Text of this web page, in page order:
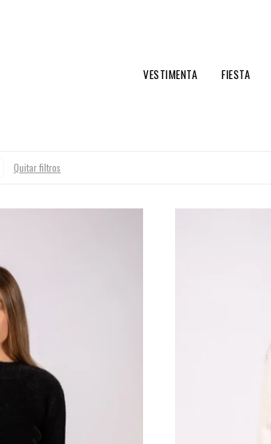
VESTIMENTA FIESTA
Quitar filtros